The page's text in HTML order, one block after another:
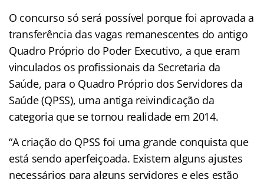
O concurso só será possível porque foi aprovada a
transferência das vagas remanescentes do antigo
Quadro Próprio do Poder Executivo, a que eram
vinculados os profissionais da Secretaria da
Saúde, para o Quadro Próprio dos Servidores da
Saúde (QPSS), uma antiga reivindicação da
categoria que se tornou realidade em 2014.
“A criação do QPSS foi uma grande conquista que
está sendo aperfeiçoada. Existem alguns ajustes
necessários para alguns servidores e eles estão